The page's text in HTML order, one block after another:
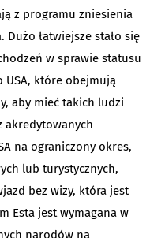
z programu zniesienia
łatwiejsze stało się
w sprawie statusu
USA, które obejmują
aby mieć takich ludzi
akredytowanych
na ograniczony okres,
lub turystycznych,
bez wizy, która jest
Esta jest wymagana w
narodów na